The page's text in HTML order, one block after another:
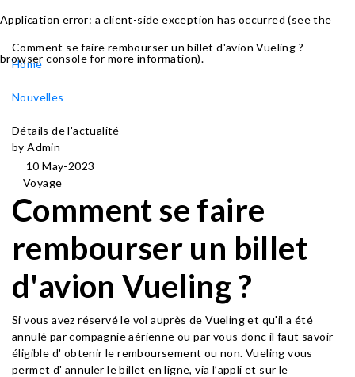
Application error: a client-side exception has occurred (see the
browser console for more information).
Comment se faire rembourser un billet d'avion Vueling ?
Home
Nouvelles
Détails de l'actualité
by Admin
10 May-2023
Voyage
Comment se faire
rembourser un billet
d'avion Vueling ?
Si vous avez réservé le vol auprès de Vueling et qu'il a été
annulé par compagnie aérienne ou par vous donc il faut savoir
éligible d' obtenir le remboursement ou non. Vueling vous
permet d' annuler le billet en ligne, via l’appli et sur le